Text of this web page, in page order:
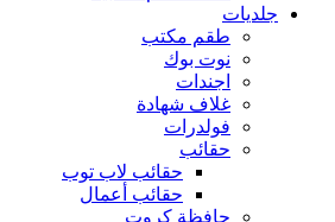
جلديات
طقم مكتب
نوت بوك
اجندات
غلاف شهادة
فولدرات
حقائب
حقائب لاب توب
حقائب أعمال
حافظة كروت